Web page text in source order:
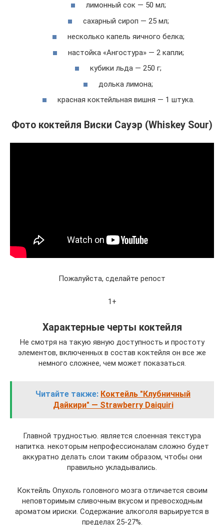
лимонный сок — 50 мл;
сахарный сироп — 25 мл;
несколько капель яичного белка;
настойка «Ангостура» — 2 капли;
кубики льда — 250 г;
долька лимона;
красная коктейльная вишня — 1 штука.
Фото коктейля Виски Сауэр (Whiskey Sour)
Пожалуйста, сделайте репост
1+
Характерные черты коктейля
Не смотря на такую явную доступность и простоту
элементов, включенных в состав коктейля он все же
немного сложнее, чем может показаться.
Читайте также: Коктейль "Клубничный
Дайкири" — Strawberry Daiquiri
Главной трудностью. является слоенная текстура
напитка. некоторым непрофессионалам сложно будет
аккуратно делать слои таким образом, чтобы они
правильно укладывались.
Коктейль Опухоль головного мозга отличается своим
неповторимым сливочным вкусом и превосходным
ароматом ириски. Содержание алкоголя варьируется в
пределах 25-27%.